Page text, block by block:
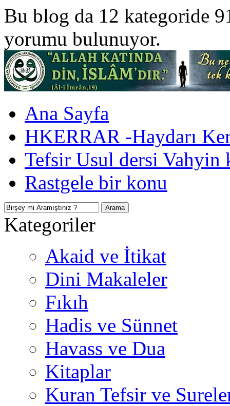
Bu blog da 12 kategoride
yorumu bulunuyor.
Ana Sayfa
HKERRAR -Haydarı
Tefsir Usul dersi Vahyin
Rastgele bir konu
Kategoriler
Akaid ve İtikat
Dini Makaleler
Fıkıh
Hadis ve Sünnet
Havass ve Dua
Kitaplar
Kuran Tefsir ve